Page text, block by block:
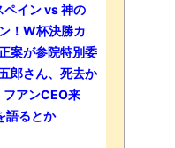
イン vs 神の
！W杯決勝カ
案が参院特別委
郎さん、死去か
アンCEO来
語るとか